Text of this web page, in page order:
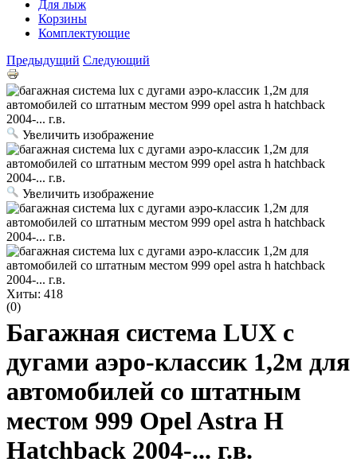
Для лыж
Корзины
Комплектующие
Предыдущий Следующий
Увеличить изображение
Увеличить изображение
Хиты: 418
(0)
Багажная система LUX с
дугами аэро-классик 1,2м для
автомобилей со штатным
местом 999 Opel Astra H
Hatchback 2004-... г.в.